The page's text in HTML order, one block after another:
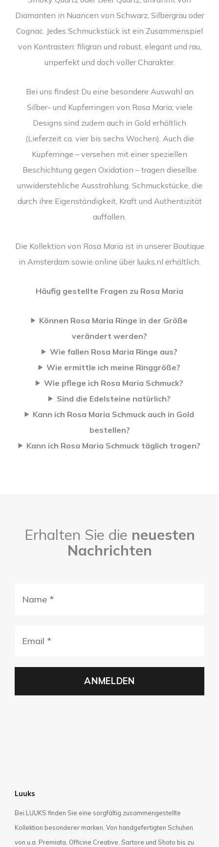
Diamanten in Nuancen von Schwarz, Silbergrau oder
Cognac. Jedes Schmuckstück ist ein Zusammenspiel
von Kontrasten: filigran und robust, elegant und rau,
unperfekt und doch voller Charakter.
Bei uns findest Du eine besondere Auswahl an
Silber- und Kupferringen von Rosa Maria; viele
Designs sind zudem auch in Gold erhältlich
(Lieferzeit ca. vier bis sechs Wochen). Auch die
Kupferringe – versehen mit einer speziellen
Beschichtung gegen Oxidation – tragen dieselbe
unwiderstehliche Ausstrahlung. Schmuckstücke, die
durch ihre Eigenständigkeit, Kraft und Authentizität
auffallen.
Die Kollektion von Rosa Maria ist in unserer Boutique
in Amsterdam sowie online über luuks.nl erhältlich.
Häufig gestellte Fragen zu Rosa Maria
Können Rosa Maria Ringe in der Größe
verändert werden?
Wie fallen Rosa Maria Ringe aus?
Wie ermittle ich meine Ringgröße?
Wie pflege ich Rosa Maria Schmuck?
Sind die Edelsteine natürlich?
Kann ich Rosa Maria Schmuck auch in Gold
bestellen?
Kann ich Rosa Maria Schmuck täglich tragen?
Erhalten Sie die neuesten
Nachrichten
ANMELDEN
Luuks
Bei LUUKS finden Sie eine sorgfältig zusammengestellte
Kollektion besonderer marken. Von handgefertigten Schuhen
von u.a. Premiata, Officine Creative, Sartore und Shoto bis zu